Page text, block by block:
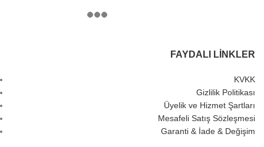
FAYDALI LINKLER
KVKK
Gizlilik Politikası
Üyelik ve Hizmet Şartları
Mesafeli Satış Sözleşmesi
Garanti & İade & Değişim